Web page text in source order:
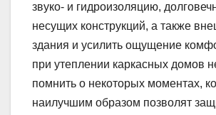
звуко- и гидроизоляцию,
несущих конструкций, а также
здания и усилить ощущение
при утеплении каркасных домов
помнить о некоторых моментах,
наилучшим образом позволят